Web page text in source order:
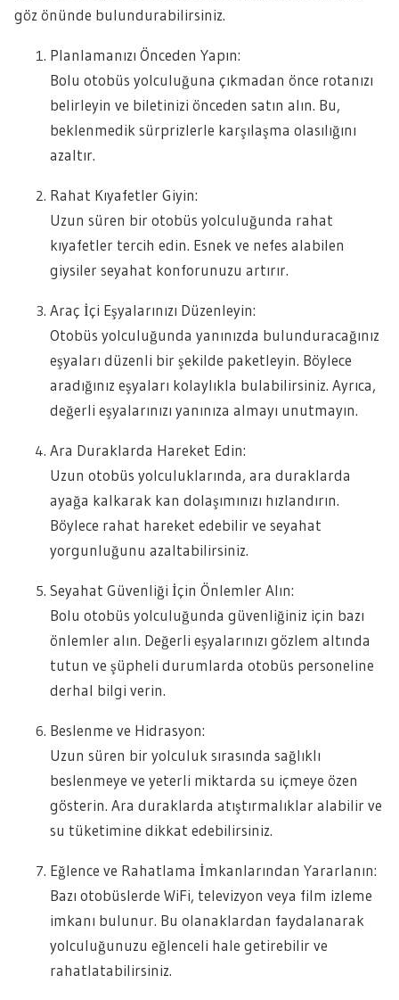
göz önünde bulundurabilirsiniz.
Planlamanızı Önceden Yapın:
Bolu otobüs yolculuğuna çıkmadan önce rotanızı
belirleyin ve biletinizi önceden satın alın. Bu,
beklenmedik sürprizlerle karşılaşma olasılığını
azaltır.
Rahat Kıyafetler Giyin:
Uzun süren bir otobüs yolculuğunda rahat
kıyafetler tercih edin. Esnek ve nefes alabilen
giysiler seyahat konforunuzu artırır.
Araç İçi Eşyalarınızı Düzenleyin:
Otobüs yolculuğunda yanınızda bulunduracağınız
eşyaları düzenli bir şekilde paketleyin. Böylece
aradığınız eşyaları kolaylıkla bulabilirsiniz. Ayrıca,
değerli eşyalarınızı yanınıza almayı unutmayın.
Ara Duraklarda Hareket Edin:
Uzun otobüs yolculuklarında, ara duraklarda
ayağa kalkarak kan dolaşımınızı hızlandırın.
Böylece rahat hareket edebilir ve seyahat
yorgunluğunu azaltabilirsiniz.
Seyahat Güvenliği İçin Önlemler Alın:
Bolu otobüs yolculuğunda güvenliğiniz için bazı
önlemler alın. Değerli eşyalarınızı gözlem altında
tutun ve şüpheli durumlarda otobüs personeline
derhal bilgi verin.
Beslenme ve Hidrasyon:
Uzun süren bir yolculuk sırasında sağlıklı
beslenmeye ve yeterli miktarda su içmeye özen
gösterin. Ara duraklarda atıştırmalıklar alabilir ve
su tüketimine dikkat edebilirsiniz.
Eğlence ve Rahatlama İmkanlarından Yararlanın:
Bazı otobüslerde WiFi, televizyon veya film izleme
imkanı bulunur. Bu olanaklardan faydalanarak
yolculuğunuzu eğlenceli hale getirebilir ve
rahatlatabilirsiniz.